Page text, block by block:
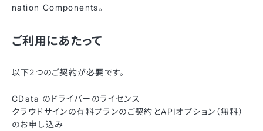
nation Components。
ご利用にあたって
以下2つのご契約が必要です。
CData のドライバーのライセンス
クラウドサインの有料プランのご契約とAPIオプション（無料）
のお申し込み